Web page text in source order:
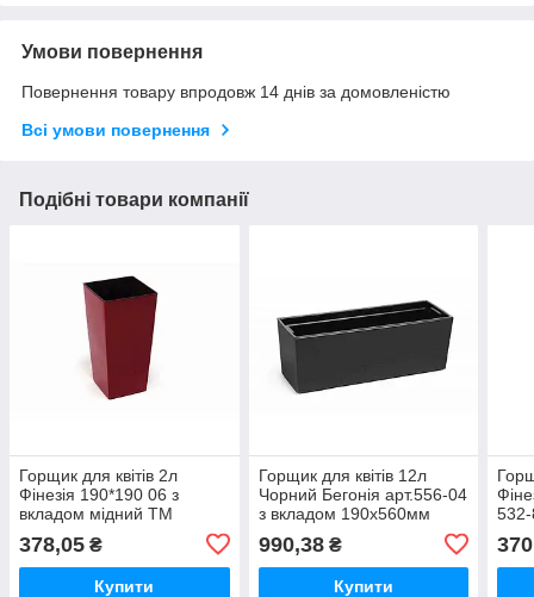
Умови повернення
Повернення товару впродовж 14 днів за домовленістю
Всі умови повернення
Подібні товари компанії
Горщик для квітів 2л
Фінезія 190*190 06 з
вкладом мідний ТМ
378,05 ₴
Купити
Горщик для квітів 12л
Чорний Бегонія арт.556-04
з вкладом 190х560мм
990,38₴
Купити